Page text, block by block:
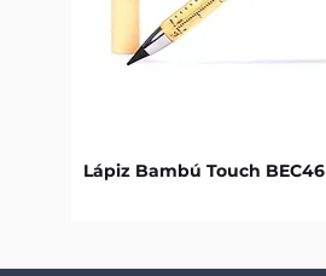
Lápiz Bambú Touch BEC46